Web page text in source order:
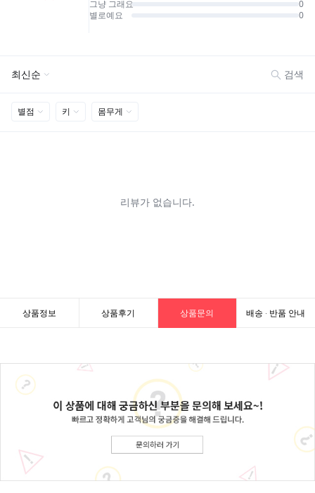
상품정보 상품후기 상품문의 배송 · 반품 안내